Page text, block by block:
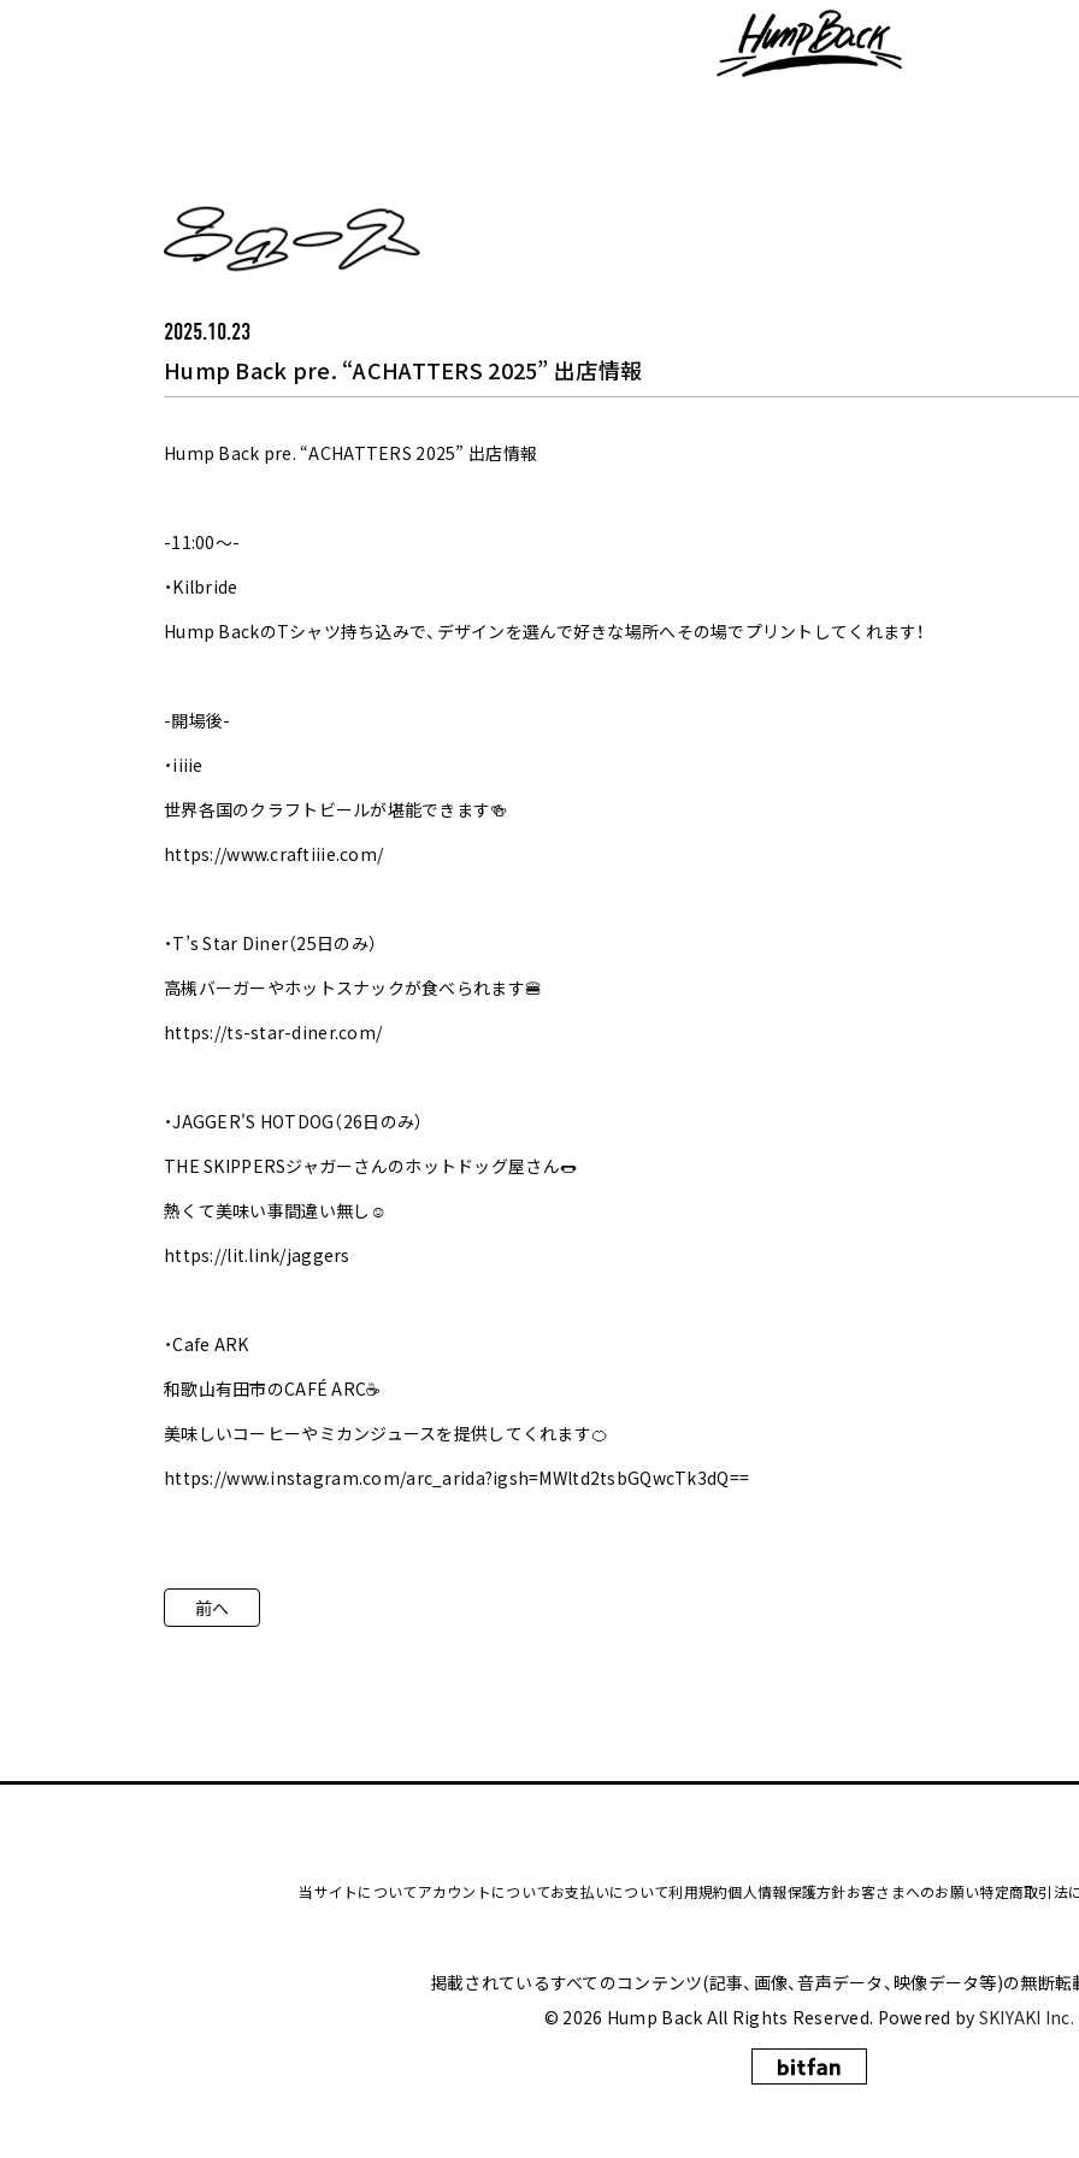
2025.10.23
Hump Back pre. “ACHATTERS 2025” 出店情報
Hump Back pre. “ACHATTERS 2025” 出店情報
-11:00〜-
・Kilbride
Hump BackのTシャツ持ち込みで、デザインを選んで好きな場所へその場でプリントしてくれます！
-開場後-
・iiiie
世界各国のクラフトビールが堪能できます🍻
https://www.craftiiie.com/
・T’s Star Diner（25日のみ）
高槻バーガーやホットスナックが食べられます🍔
https://ts-star-diner.com/
・JAGGER'S HOTDOG（26日のみ）
THE SKIPPERSジャガーさんのホットドッグ屋さん🌭
熱くて美味い事間違い無し☺️
https://lit.link/jaggers
・Cafe ARK
和歌山有田市のCAFÉ ARC☕️
美味しいコーヒーやミカンジュースを提供してくれます🍊
https://www.instagram.com/arc_arida?igsh=MWltd2tsbGQwcTk3dQ==
前へ
当サイトについてアカウントについてお支払いについて利用規約個人情報保護方針お客さまへのお願い特定商取引法
掲載されているすべてのコンテンツ(記事、画像、音声データ、映像データ等)の無断
© 2026 Hump Back All Rights Reserved. Powered by SKIYAKI Inc.